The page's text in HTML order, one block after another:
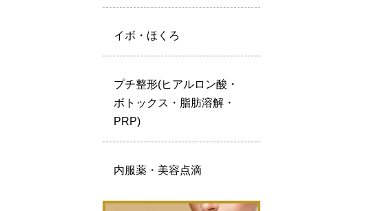
イボ・ほくろ
プチ整形(ヒアルロン酸・
ボトックス・脂肪溶解・
PRP)
内服薬・美容点滴